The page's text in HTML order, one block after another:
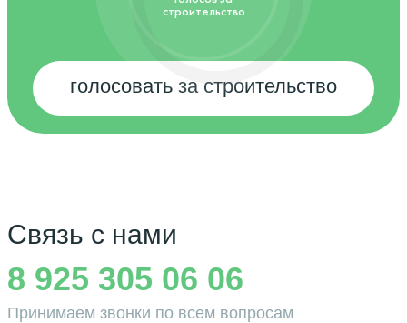
строительство
голосовать за строительство
Связь с нами
8 925 305 06 06
Принимаем звонки по всем вопросам